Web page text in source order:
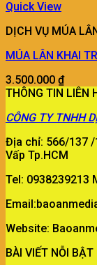
Quick View
DỊCH VỤ MÚA
MÚA LÂN KHAI
3.500.000 ₫
THÔNG TIN LIÊN
CÔNG TY TNHH
Địa chỉ: 566/137 /
Vấp Tp.HCM
Tel: 0938239213
Website:
BÀI VIẾT NỖI BẬT